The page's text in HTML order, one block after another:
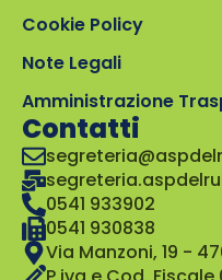
Cookie Policy
Note Legali
Amministrazione
Contatti
0541 933902
0541 930838
Via Manzoni, 19 -